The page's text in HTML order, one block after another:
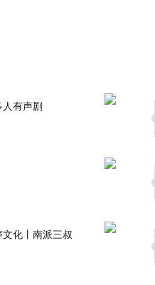
有声剧
化丨南派三叔